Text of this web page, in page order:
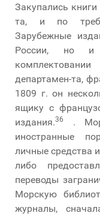
Закупались
та, и по
Зарубежные
России, но и
департамен-та,
1809 г. он
ящику с
издания.36
.
иностранные
личные средства
либо
переводы
Морскую
журналы,